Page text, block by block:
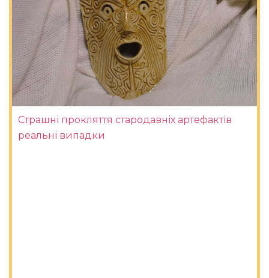
Страшні прокляття стародавніх артефактів
реальні випадки